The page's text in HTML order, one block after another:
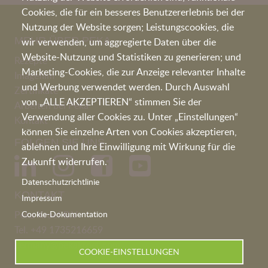
Cookies, die für ein besseres Benutzererlebnis bei der
Nutzung der Website sorgen; Leistungscookies, die
wir verwenden, um aggregierte Daten über die
Website-Nutzung und Statistiken zu generieren; und
Marketing-Cookies, die zur Anzeige relevanter Inhalte
und Werbung verwendet werden. Durch Auswahl
von „ALLE AKZEPTIEREN“ stimmen Sie der
Verwendung aller Cookies zu. Unter „Einstellungen“
können Sie einzelne Arten von Cookies akzeptieren,
ablehnen und Ihre Einwilligung mit Wirkung für die
Zukunft widerrufen.
Datenschutzrichtlinie
Impressum
Cookie-Dokumentation
COOKIE-EINSTELLUNGEN
MEHR ÜBER PEKA
Rezepte
Imagefilm
Zertifikate
Arbeiten bei Peka
Kontakt
FOLGEN SIE UNS
KONTAKT
Peka Kroef B.V
germany@pekakroef.com